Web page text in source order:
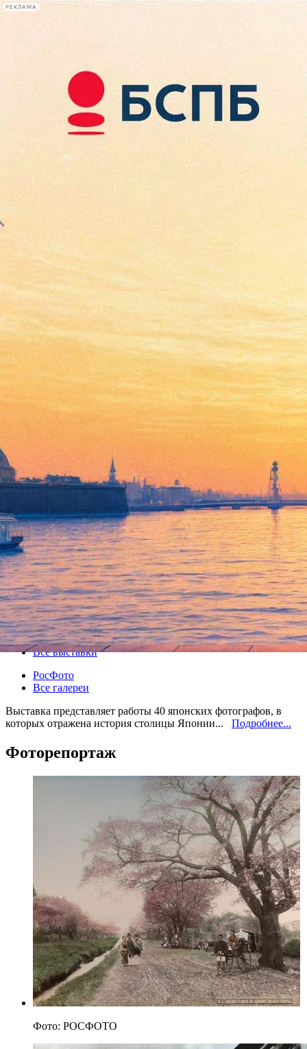
РЕКЛАМА
Сегодня:
2026.08.08
21:48
Афиша Plus
Фотовыставка “100 лет
Токио”
07 сентября 2012, пятница-07 октября 2012, воскресенье
Версия для печати
Все выставки
РосФото
Все галереи
Выставка представляет работы 40 японских фотографов, в
которых отражена история столицы Японии... Подробнее...
Фоторепортаж
Фото: РОСФОТО